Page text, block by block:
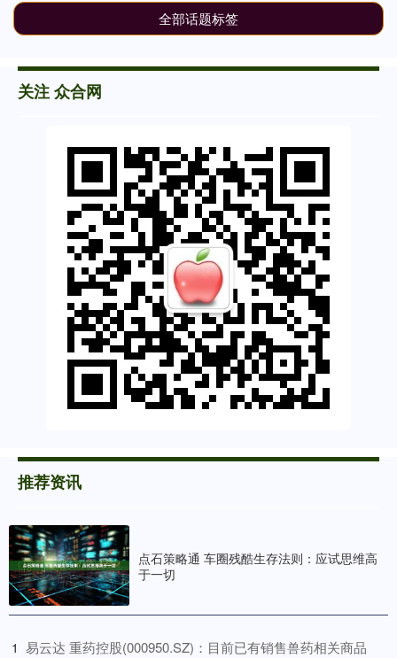
全部话题标签
关注 众合网
推荐资讯
点石策略通 车圈残酷生存法则：应试思维高
于一切
1 ​易云达 重药控股(000950.SZ)：目前已有销售兽药相关商品